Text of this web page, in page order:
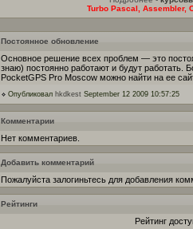
Turbo Pascal, Assembler,
Постоянное обновление
Основное решение всех проблем — это
знаю) постоянно работают и будут
PocketGPS Pro Moscow можно найти на ее
Опубликовал hkdkest September 12 2009 10:57:25
Комментарии
Нет комментариев.
Добавить комментарий
Пожалуйста залогиньтесь для добавления
Рейтинги
Рейтинг